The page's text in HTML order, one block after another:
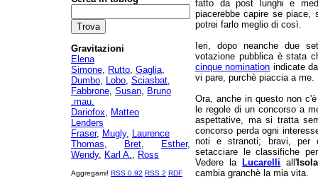
Gravitazioni
Elena
Simone, Rutto, Gaglia,
Dumbo, Lobo, Sciasbat,
Fabbrone, Susan, Bruno
.mau.
Dariofox, Matteo
Lenders
Fraser, Mugly, Laurence
Thomas, Bret, Esther,
Wendy, Karl A., Ross
Aggregami! RSS 0.92 RSS 2 RDF
fatto da post lunghi e
piacerebbe capire se piace,
potrei farlo meglio di così.
Ieri, dopo neanche due
votazione pubblica è stata
cinque nomination indicate
vi pare, purchè piaccia a me.
Ora, anche in questo non
le regole di un concorso a
aspettative, ma si tratta
concorso perda ogni
noti e stranoti; bravi, per
setacciare le classifiche
Vedere la Lucarelli all'
cambia granchè la mia vita.